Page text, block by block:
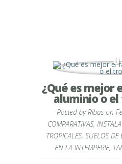
0
¿Qué es mejor
aluminio o
Posted byRibas on
COMPARATIVAS,
TROPICALES, SUELOS DE
EN LA INTEMPERIE,